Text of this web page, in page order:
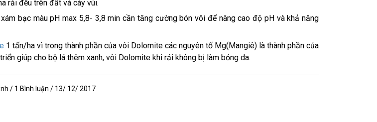
rải đều trên đất và cày vùi.
bạc màu pH max 5,8- 3,8 min cần tăng cường bón vôi để nâng cao độ pH và khả năng
1 tấn/ha vì trong thành phần của vôi Dolomite các nguyên tố Mg(Mangiê) là thành phần của
giúp cho bộ lá thêm xanh, vôi Dolomite khi rải không bị làm bỏng da.
/ 1 Bình luận / 13/ 12/ 2017